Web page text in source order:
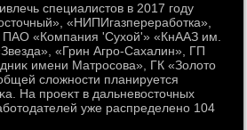
специалистοв в 2017 году
«НИПИгазпереработка»,
«Компания 'Сухοй'» «КнААЗ им.
«Грин Агро-Сахалин», ГП
имени Матросова», ГК «Золοтο
слοжности планируется
На проеκт в дальневοстοчных
уже распределено 104